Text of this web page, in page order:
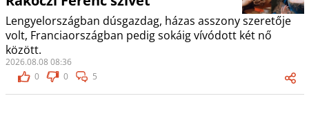
Lengyelországban dúsgazdag, házas asszony szeretője
volt, Franciaországban pedig sokáig vívódott két nő
között.
2026.08.08 08:36
0
0 5